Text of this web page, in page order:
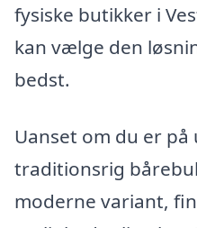
fysiske butikker i
kan vælge den
bedst.
Uanset om du er
traditionsrig
moderne variant,